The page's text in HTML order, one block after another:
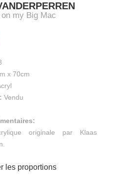
my Big Mac
x 70cm
Vendu
originale par Klaas
les proportions